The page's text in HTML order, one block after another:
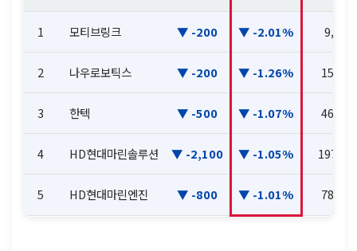
1 모티브링크 -200 -2.01% 9,730
2 나우로보틱스 -200 -1.26% 15,640
3 한텍 -500 -1.07% 46,200
4 HD현대마린솔루션 -2,100 -1.05%
5 HD현대마린엔진 -800 -1.01% 78,100